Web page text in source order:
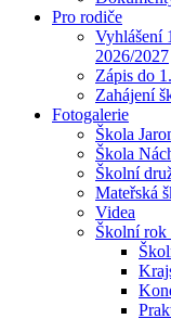
Pro rodiče
Vyhlášení
2026/2027
Zápis do
Zahájení
Fotogalerie
Škola
Škola
Školní
Mateřská
Videa
Školní rok